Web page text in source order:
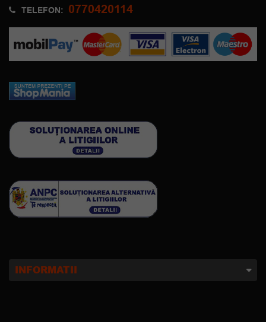
TELEFON: 0770420114
INFORMATII